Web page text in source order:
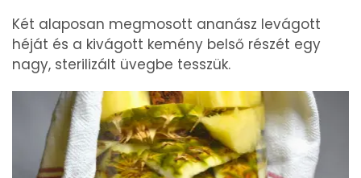
Két alaposan megmosott ananász levágott
héját és a kivágott kemény belső részét egy
nagy, sterilizált üvegbe tesszük.